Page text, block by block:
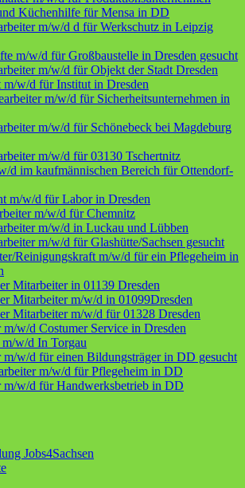
Küchenhilfe für Mensa in DD
m/w/d d für Werkschutz in Leipzig
m/w/d für Großbaustelle in Dresden gesucht
m/w/d für Objekt der Stadt Dresden
m/w/d für Institut in Dresden
m/w/d für Sicherheitsunternehmen in
m/w/d für Schönebeck bei Magdeburg
m/w/d für 03130 Tschertnitz
d im kaufmännischen Bereich für Ottendorf-
m/w/d für Labor in Dresden
m/w/d für Chemnitz
m/w/d in Luckau und Lübben
m/w/d für Glashütte/Sachsen gesucht
Reinigungskraft m/w/d für ein Pflegeheim in
Mitarbeiter in 01139 Dresden
Mitarbeiter m/w/d in 01099Dresden
Mitarbeiter m/w/d für 01328 Dresden
m/w/d Costumer Service in Dresden
w/d In Torgau
m/w/d für einen Bildungsträger in DD gesucht
m/w/d für Pflegeheim in DD
m/w/d für Handwerksbetrieb in DD
Jobs4Sachsen